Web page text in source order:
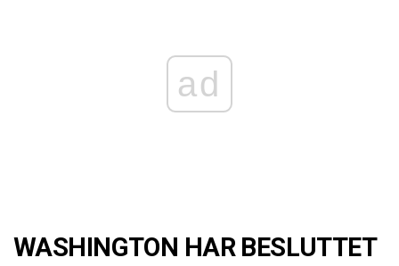
ad
WASHINGTON HAR BESLUTTET